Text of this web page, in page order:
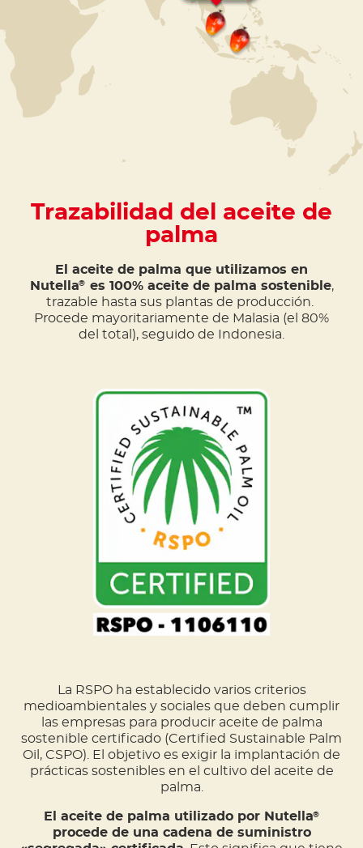
Trazabilidad del aceite de
palma
El aceite de palma que utilizamos en
Nutella® es 100% aceite de palma sostenible,
trazable hasta sus plantas de producción.
Procede mayoritariamente de Malasia (el 80%
del total), seguido de Indonesia.
La RSPO ha establecido varios criterios
medioambientales y sociales que deben cumplir
las empresas para producir aceite de palma
sostenible certificado (Certified Sustainable Palm
Oil, CSPO). El objetivo es exigir la implantación de
prácticas sostenibles en el cultivo del aceite de
palma.
El aceite de palma utilizado por Nutella®
procede de una cadena de suministro